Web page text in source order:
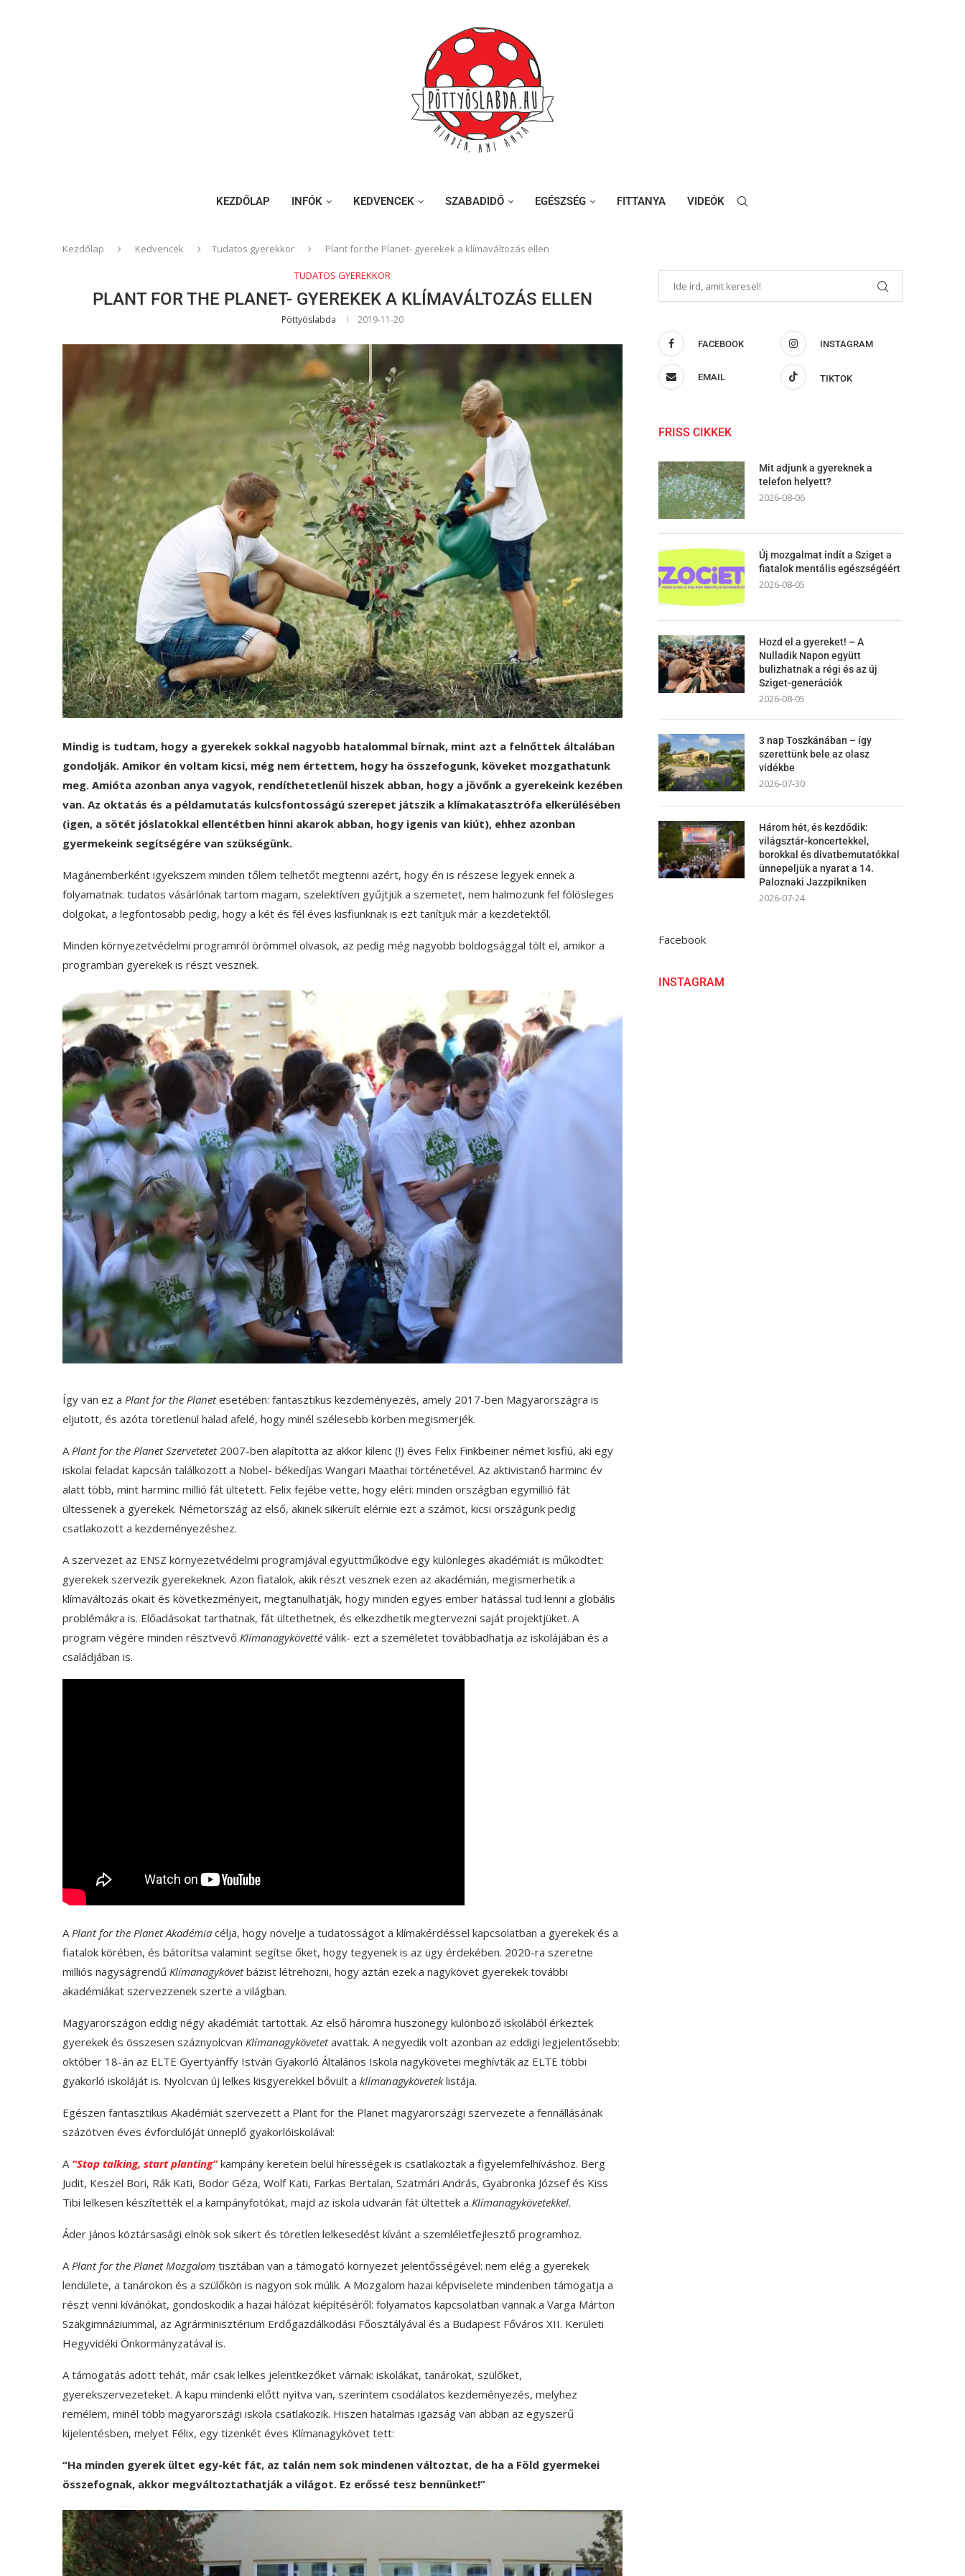
KEZDŐLAP INFÓK KEDVENCEK SZABADIDŐ EGÉSZSÉG FITTANYA VIDEÓK
Kezdőlap Kedvencek Tudatos gyerekkor Plant for the Planet- gyerekek a klímaváltozás ellen
TUDATOS GYEREKKOR
PLANT FOR THE PLANET- GYEREKEK A KLÍMAVÁLTOZÁS ELLEN
Pöttyöslabda 2019-11-20
Mindig is tudtam, hogy a gyerekek sokkal nagyobb hatalommal bírnak, mint azt a felnőttek általában
gondolják. Amikor én voltam kicsi, még nem értettem, hogy ha összefogunk, köveket mozgathatunk
meg. Amióta azonban anya vagyok, rendíthetetlenül hiszek abban, hogy a jövőnk a gyerekeink kezében
van. Az oktatás és a példamutatás kulcsfontosságú szerepet játszik a klímakatasztrófa elkerülésében
(igen, a sötét jóslatokkal ellentétben hinni akarok abban, hogy igenis van kiút), ehhez azonban
gyermekeink segítségére van szükségünk.
Magánemberként igyekszem minden tőlem telhetőt megtenni azért, hogy én is részese legyek ennek a
folyamatnak: tudatos vásárlónak tartom magam, szelektíven gyűjtjük a szemetet, nem halmozunk fel fölösleges
dolgokat, a legfontosabb pedig, hogy a két és fél éves kisfiunknak is ezt tanítjuk már a kezdetektől.
Minden környezetvédelmi programról örömmel olvasok, az pedig még nagyobb boldogsággal tölt el, amikor a
programban gyerekek is részt vesznek.
Így van ez a Plant for the Planetesetében: fantasztikus kezdeményezés, amely 2017-ben Magyarországra is
eljutott, és azóta töretlenül halad afelé, hogy minél szélesebb körben megismerjék.
APlant for the Planet Szervetetet2007-ben alapította az akkor kilenc (!) éves Felix Finkbeiner német kisfiú, aki egy
iskolai feladat kapcsán találkozott a Nobel- békedíjas Wangari Maathai történetével. Az aktivistanő harminc év
alatt több, mint harminc millió fát ültetett. Felix fejébe vette, hogy eléri: minden országban egymillió fát
ültessenek a gyerekek. Németország az első, akinek sikerült elérnie ezt a számot, kicsi országunk pedig
csatlakozott a kezdeményezéshez.
A szervezet az ENSZ környezetvédelmi programjával együttműködve egy különleges akadémiát is működtet:
gyerekek szervezik gyerekeknek. Azon fiatalok, akik részt vesznek ezen az akadémián, megismerhetik a
klímaváltozás okait és következményeit, megtanulhatják, hogy minden egyes ember hatással tud lenni a globális
problémákra is. Előadásokat tarthatnak, fát ültethetnek, és elkezdhetik megtervezni saját projektjüket. A
program végére minden résztvevő Klímanagykövetté válik- ezt a személetet továbbadhatja az iskolájában és a
családjában is.
APlant for the Planet Akadémia célja, hogy növelje a tudatosságot a klímakérdéssel kapcsolatban a gyerekek és a
fiatalok körében, és bátorítsa valamint segítse őket, hogy tegyenek is az ügy érdekében. 2020-ra szeretne
milliós nagyságrendű Klímanagykövetbázist létrehozni, hogy aztán ezek a nagykövet gyerekek további
akadémiákat szervezzenek szerte a világban.
Magyarországon eddig négy akadémiát tartottak. Az első háromra huszonegy különböző iskolából érkeztek
gyerekek és összesen száznyolcvan Klímanagykövetetavattak. A negyedik volt azonban az eddigi legjelentősebb:
október 18-án az ELTE Gyertyánffy István Gyakorló Általános Iskola nagykövetei meghívták az ELTE többi
gyakorló iskoláját is. Nyolcvan új lelkes kisgyerekkel bővült a klímanagyköveteklistája.
Egészen fantasztikus Akadémiát szervezett a Plant for the Planet magyarországi szervezete a fennállásának
százötven éves évfordulóját ünneplő gyakorlóiskolával:
A “Stop talking, start planting”kampány keretein belül hírességek is csatlakoztak a figyelemfelhíváshoz. Berg
Judit, Keszel Bori, Rák Kati, Bodor Géza, Wolf Kati, Farkas Bertalan, Szatmári András, Gyabronka József és Kiss
Tibi lelkesen készítették el a kampányfotókat, majd az iskola udvarán fát ültettek a Klímanagykövetekkel.
Áder János köztársasági elnök sok sikert és töretlen lelkesedést kívánt a szemléletfejlesztő programhoz.
APlant for the Planet Mozgalom tisztában van a támogató környezet jelentősségével: nem elég a gyerekek
lendülete, a tanárokon és a szülőkön is nagyon sok múlik. A Mozgalom hazai képviselete mindenben támogatja a
részt venni kívánókat, gondoskodik a hazai hálózat kiépítéséről: folyamatos kapcsolatban vannak a Varga Márton
Szakgimnáziummal, az Agrárminisztérium Erdőgazdálkodási Főosztályával és a Budapest Főváros XII. Kerületi
Hegyvidéki Önkormányzatával is.
A támogatás adott tehát, már csak lelkes jelentkezőket várnak: iskolákat, tanárokat, szülőket,
gyerekszervezeteket. A kapu mindenki előtt nyitva van, szerintem csodálatos kezdeményezés, melyhez
remélem, minél több magyarországi iskola csatlakozik. Hiszen hatalmas igazság van abban az egyszerű
kijelentésben, melyet Félix, egy tizenkét éves Klímanagykövet tett:
“Ha minden gyerek ültet egy-két fát, az talán nem sok mindenen változtat, de ha a Föld gyermekei
összefognak, akkor megváltoztathatják a világot. Ez erőssé tesz bennünket!”
FACEBOOK INSTAGRAM
EMAIL TIKTOK
FRISS CIKKEK
Mit adjunk a gyereknek a
telefon helyett?
2026-08-06
Új mozgalmat indít a Sziget a
fiatalok mentális egészségéért
2026-08-05
Hozd el a gyereket! – A
Nulladik Napon együtt
bulizhatnak a régi és az új
Sziget-generációk
2026-08-05
3 nap Toszkánában – így
szerettünk bele az olasz
vidékbe
2026-07-30
Három hét, és kezdődik:
világsztár-koncertekkel,
borokkal és divatbemutatókkal
ünnepeljük a nyarat a 14.
Paloznaki Jazzpikniken
2026-07-24
Facebook
INSTAGRAM